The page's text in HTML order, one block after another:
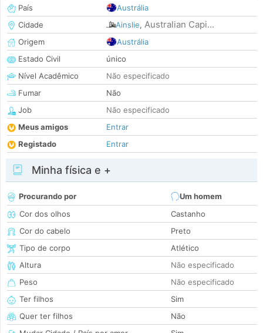
País
Austrália
Cidade
Ainslie, Australian Capi...
Origem
Austrália
Estado Civil
único
Nível Acadêmico
Não especificado
Fumar
Não
Job
Não especificado
Meus amigos
Entrar
Registado
Entrar
Minha física e +
Procurando por
Um homem
Cor dos olhos
Castanho
Cor do cabelo
Preto
Tipo de corpo
Atlético
Altura
Não especificado
Peso
Não especificado
Ter filhos
Sim
Quer ter filhos
Não